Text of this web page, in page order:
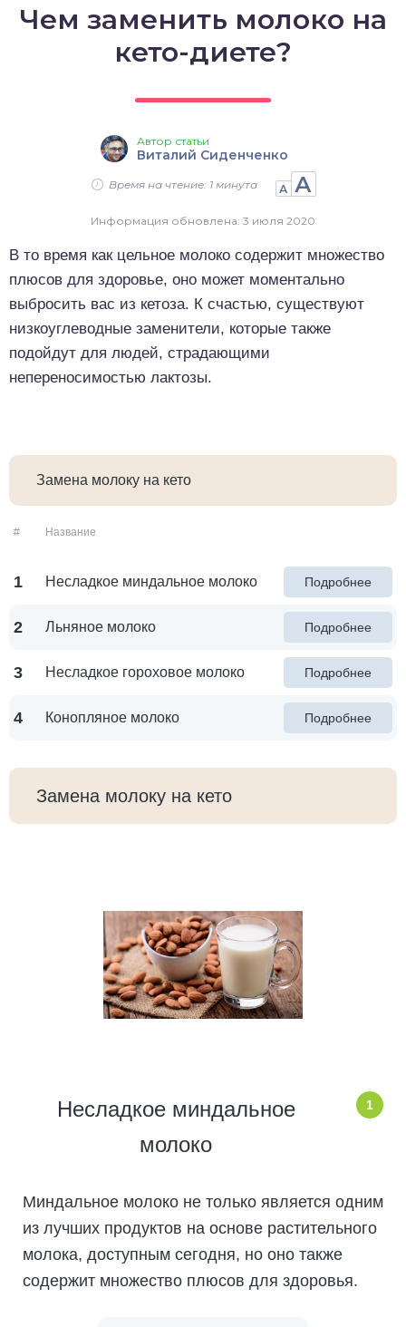
Чем заменить молоко на
кето-диете?
Автор статьи
Виталий Сиденченко
Время на чтение: 1 минута А А
Информация обновлена: 3 июля 2020
В то время как цельное молоко содержит множество
плюсов для здоровье, оно может моментально
выбросить вас из кетоза. К счастью, существуют
низкоуглеводные заменители, которые также
подойдут для людей, страдающими
непереносимостью лактозы.
Замена молоку на кето
# Название
1 Несладкое миндальное молоко Подробнее
2 Льняное молоко Подробнее
3 Несладкое гороховое молоко Подробнее
4 Конопляное молоко Подробнее
Замена молоку на кето
Несладкое миндальное
молоко
1
Миндальное молоко не только является одним
из лучших продуктов на основе растительного
молока, доступным сегодня, но оно также
содержит множество плюсов для здоровья.
выпечка